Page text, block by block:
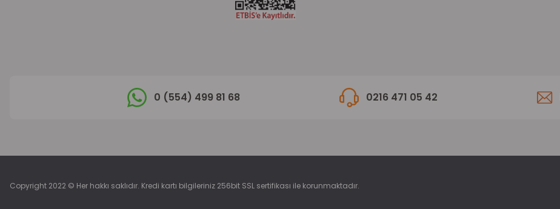
0 (554) 499 81 68 0216 471 05 42
Copyright 2022 © Her hakkı saklıdır. Kredi kartı bilgileriniz 256bit SSL sertifikası ile korunmaktadır.